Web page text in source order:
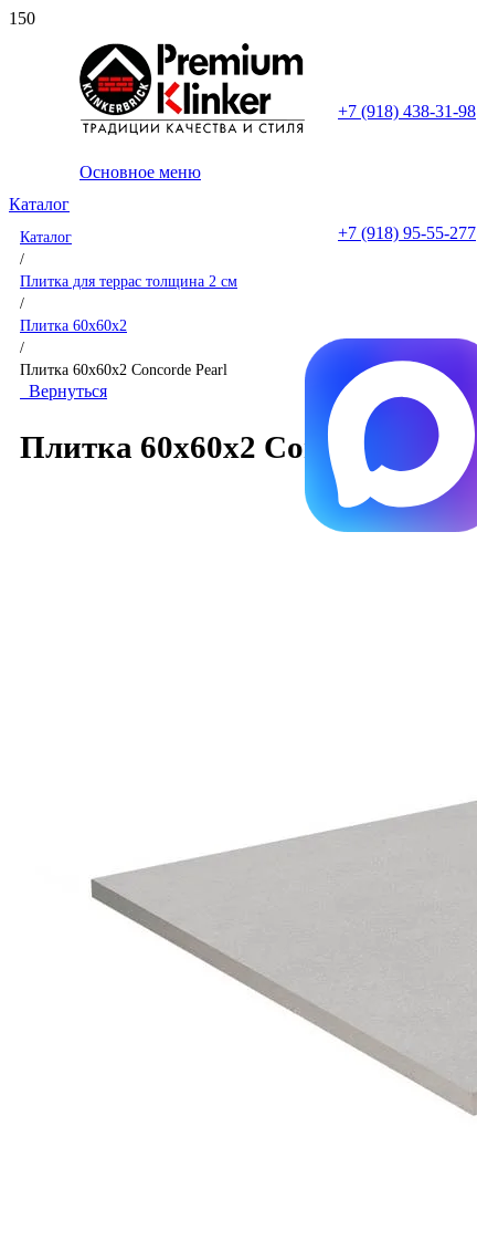
+7 (918) 438-31-98
+7 (918) 95-55-277
Основное меню
Каталог
Каталог
/
Плитка для террас толщина 2 см
/
Плитка 60x60x2
/
Плитка 60x60x2 Concorde Pearl
Вернуться
Плитка 60x60x2 Concorde Pearl